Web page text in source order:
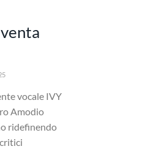
vocale IVY
Amodio
ridefinendo